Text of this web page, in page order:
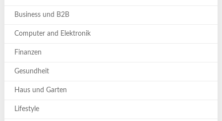
Business und B2B
Computer and Elektronik
Finanzen
Gesundheit
Haus und Garten
Lifestyle